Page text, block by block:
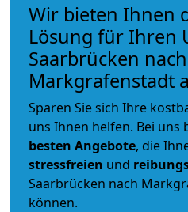
Wir bieten Ihnen
Lösung für Ihren
Saarbrücken nach
Markgrafenstadt
Sparen Sie sich Ihre
uns Ihnen helfen. Bei uns
besten Angebote, die
stressfreien und
Saarbrücken nach
können.